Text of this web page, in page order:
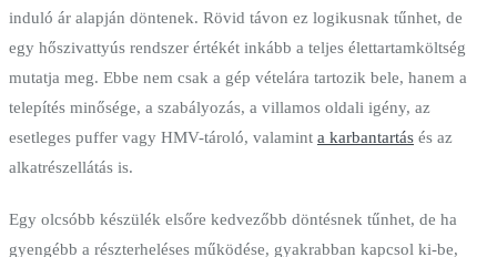
induló ár alapján döntenek. Rövid távon ez logikusnak tűnhet, de
egy hőszivattyús rendszer értékét inkább a teljes élettartamköltség
mutatja meg. Ebbe nem csak a gép vételára tartozik bele, hanem a
telepítés minősége, a szabályozás, a villamos oldali igény, az
esetleges puffer vagy HMV-tároló, valamint a karbantartás és az
alkatrészellátás is.
Egy olcsóbb készülék elsőre kedvezőbb döntésnek tűnhet, de ha
gyengébb a részterheléses működése, gyakrabban kapcsol ki-be,